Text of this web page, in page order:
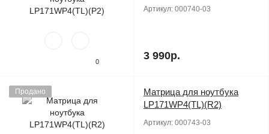
0
Артикул: 000740-03
3 990р.
Продано
Матрица для ноутбука
LP171WP4(TL)(R2)
Артикул: 000743-03